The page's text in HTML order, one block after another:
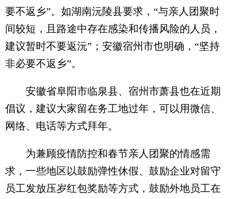
要不返乡”。如湖南沅陵县要求，“与亲人团聚时
间较短，且路途中存在感染和传播风险的人员，
建议暂时不要返沅”；安徽宿州市也明确，“坚持
非必要不返乡”。
安徽省阜阳市临泉县、宿州市萧县也在近期
倡议，建议大家留在务工地过年，可以用微信、
网络、电话等方式拜年。
为兼顾疫情防控和春节亲人团聚的情感需
求，一些地区以鼓励弹性休假、鼓励企业对留守
员工发放压岁红包奖励等方式，鼓励外地员工在